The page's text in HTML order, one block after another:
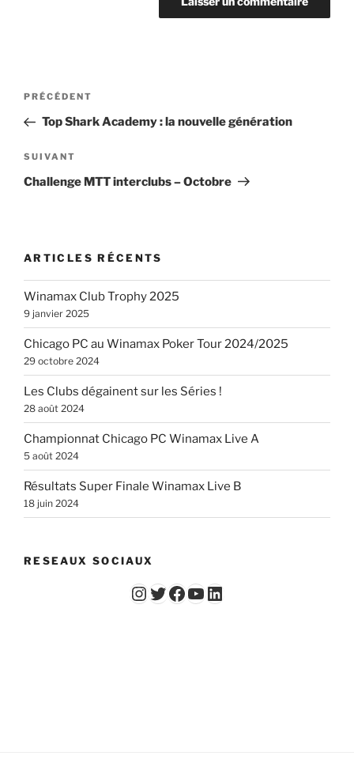
Navigation
l’article
Article
précédent
PRÉCÉDENT
Top Shark Academy : la nouvelle génération
Article
suivant
SUIVANT
Challenge MTT interclubs – Octobre
ARTICLES RÉCENTS
Winamax Club Trophy 2025
9 janvier 2025
Chicago PC au Winamax Poker Tour 2024/2025
29 octobre 2024
Les Clubs dégainent sur les Séries !
28 août 2024
Championnat Chicago PC Winamax Live A
5 août 2024
Résultats Super Finale Winamax Live B
18 juin 2024
RESEAUX SOCIAUX
Instagram
Twitter
Facebook
YouTube - Vidéos du Chicago Poker ClubLinkedIn